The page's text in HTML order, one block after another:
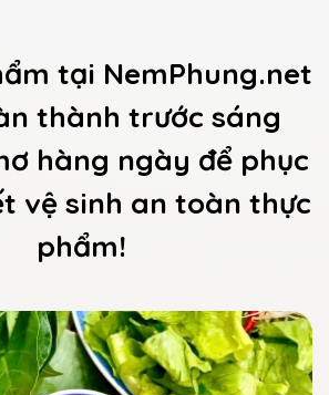
tại NemPhung.net
thành trước sáng
hàng ngày để phục
vệ sinh an toàn thực
phẩm!